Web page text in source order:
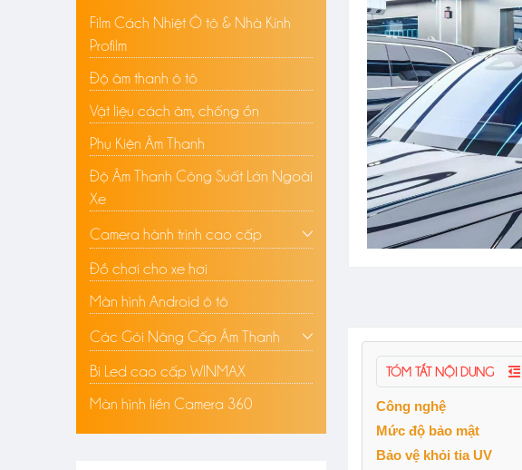
TÓM TẮT NỘI DUNG
Công nghệ
Mức độ bảo mật
Bảo vệ khỏi tia UV
Film Cách Nhiệt Ô tô & Nhà Kính
Profilm
Độ âm thanh ô tô
Vật liệu cách âm, chống ồn
Phụ Kiện Âm Thanh
Độ Âm Thanh Công Suất Lớn Ngoài
Xe
Camera hành trình cao cấp
Đồ chơi cho xe hơi
Màn hình Android ô tô
Các Gói Nâng Cấp Âm Thanh
Bi Led cao cấp WINMAX
Màn hình liền Camera 360